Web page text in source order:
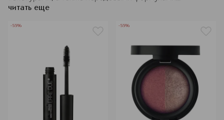
читать еще
-55% -55%